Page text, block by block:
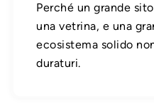
Perché un grande
una vetrina, e una
ecosistema solido
duraturi.